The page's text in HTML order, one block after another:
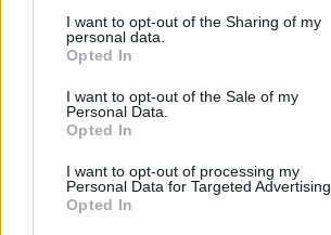
I want to opt-out of the Sharing of my
personal data.
Opted In
I want to opt-out of the Sale of my
Personal Data.
Opted In
I want to opt-out of processing my
Personal Data for Targeted Advertising.
Opted In
Φωτοπούλου- Ρουμελιώτη-
Ντούρος: Το χειμώνα στο θέατρο
Άνεσις
Μαίρη Αρώνη: Πώς η απεργία πείνας
την οδήγησε στην κορυφή της